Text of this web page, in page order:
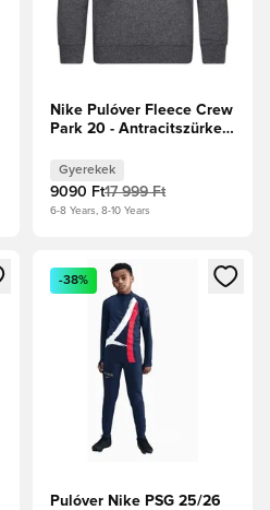
Nike Pulóver Fleece Crew
Park 20 - Antracitszürke
Gyerekek
9090 Ft17 999 Ft
6-8 Years, 8-10 Years
vagy a tagként
Megnyit egy modált a
-38%
Pulóver Nike PSG 25/26